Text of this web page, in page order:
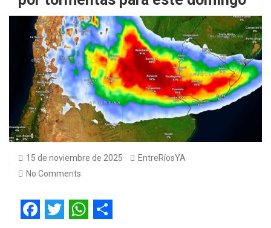
15 de noviembre de 2025
EntreRíosYA
No Comments